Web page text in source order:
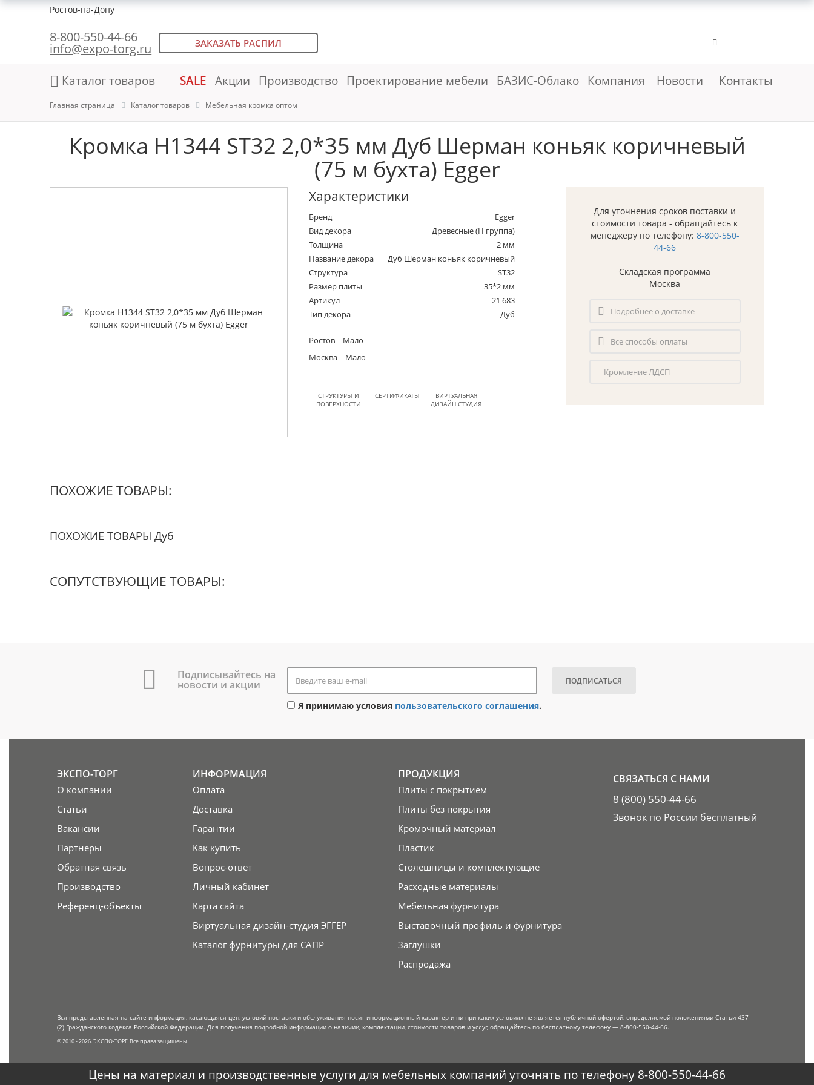
Ростов-на-Дону
8-800-550-44-66
info@expo-torg.ru ЗАКАЗАТЬ РАСПИЛ
Каталог товаров SALE Акции Производство Проектирование мебели БАЗИС-Облако Компания Новости Контакты
Главная страница Каталог товаров Мебельная кромка оптом
Кромка H1344 ST32 2,0*35 мм Дуб Шерман коньяк коричневый
(75 м бухта) Egger
Характеристики
Бренд
Egger
Вид декора
Древесные (Н группа)
Толщина
2 мм
Название декора
Дуб Шерман коньяк коричневый
Структура
ST32
Размер плиты
35*2 мм
Артикул
21 683
Тип декора
Дуб
Ростов
Мало
Москва
Мало
СТРУКТУРЫ И
ПОВЕРХНОСТИ
СЕРТИФИКАТЫ
ВИРТУАЛЬНАЯ
ДИЗАЙН СТУДИЯ
Для уточнения сроков поставки и
стоимости товара - обращайтесь к
менеджеру по телефону: 8-800-550-
44-66
Складская программа
Москва
Подробнее о доставке
Все способы оплаты
Кромление ЛДСП
ПОХОЖИЕ ТОВАРЫ:
ПОХОЖИЕ ТОВАРЫ Дуб
СОПУТСТВУЮЩИЕ ТОВАРЫ:
Подписывайтесь на
новости и акции ПОДПИСАТЬСЯ
Я принимаю условия пользовательского соглашения.
ЭКСПО-ТОРГ
О компании
Статьи
Вакансии
Партнеры
Обратная связь
Производство
Референц-объекты
ИНФОРМАЦИЯ
Оплата
Доставка
Гарантии
Как купить
Вопрос-ответ
Личный кабинет
Карта сайта
Виртуальная дизайн-студия ЭГГЕР
Каталог фурнитуры для САПР
ПРОДУКЦИЯ
Плиты с покрытием
Плиты без покрытия
Кромочный материал
Пластик
Столешницы и комплектующие
Расходные материалы
Мебельная фурнитура
Выставочный профиль и фурнитура
Заглушки
Распродажа
СВЯЗАТЬСЯ С НАМИ
8 (800) 550-44-66
Звонок по России бесплатный
Вся представленная на сайте информация, касающаяся цен, условий поставки и обслуживания носит информационный характер и ни при каких условиях не является публичной офертой, определяемой положениями Статьи 437
(2) Гражданского кодекса Российской Федерации. Для получения подробной информации о наличии, комплектации, стоимости товаров и услуг, обращайтесь по бесплатному телефону — 8-800-550-44-66.
© 2010 - 2026. ЭКСПО-ТОРГ. Все права защищены.
Цены на материал и производственные услуги для мебельных компаний уточнять по телефону 8-800-550-44-66